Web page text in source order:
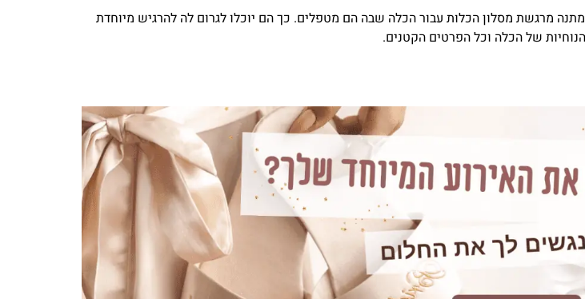
מתנה מרגשת מסלון הכלות עבור הכלה שבה הם מטפלים. כך הם יוכלו לגרום לה להרגיש מיוחדת
של הכלה וכל הפרטים הקטנים.